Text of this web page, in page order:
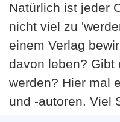
Natürlich ist jeder
nicht viel zu
einem Verlag
davon leben? Gibt
werden? Hier mal
und -autoren. Viel